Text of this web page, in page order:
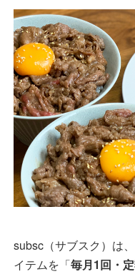
subsc（サブスク）は
イテムを「毎月1回・